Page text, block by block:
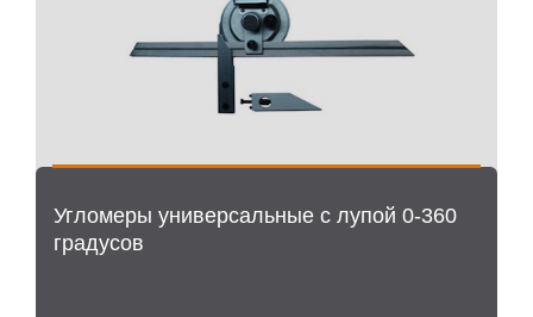
Угломеры универсальные с лупой 0-360
градусов